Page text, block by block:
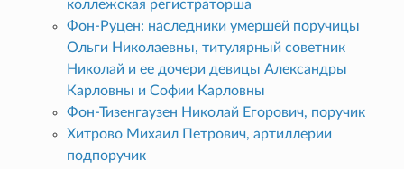
коллежская регистраторша
Фон-Руцен: наследники умершей поручицы
Ольги Николаевны, титулярный советник
Николай и ее дочери девицы Александры
Карловны и Софии Карловны
Фон-Тизенгаузен Николай Егорович, поручик
Хитрово Михаил Петрович, артиллерии
подпоручик